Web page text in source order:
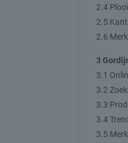
2.4
2.5
2.6
3
3.1
3.2
3.3
3.4
3.5